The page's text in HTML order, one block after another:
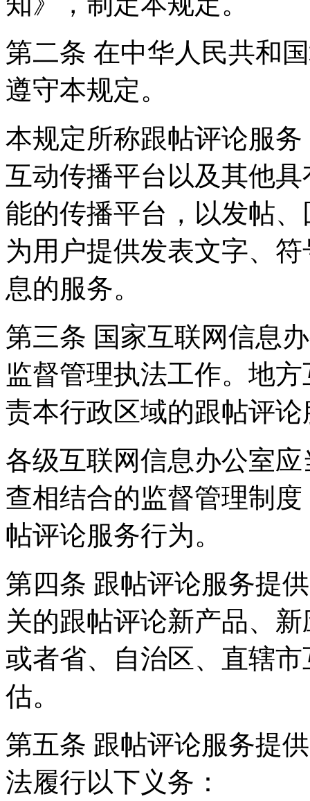
第二条 在中华人民共和
遵守本规定。
本规定所称跟帖评论服
互动传播平台以及其他
能的传播平台，以发帖
为用户提供发表文字、
息的服务。
第三条 国家互联网信息
监督管理执法工作。地
责本行政区域的跟帖评
各级互联网信息办公室
查相结合的监督管理制
帖评论服务行为。
第四条 跟帖评论服务提
关的跟帖评论新产品、
或者省、自治区、直辖
估。
第五条 跟帖评论服务提
法履行以下义务：